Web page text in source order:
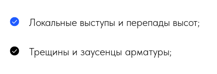
Локальные выступы и перепады высот;
Трещины и заусенцы арматуры;